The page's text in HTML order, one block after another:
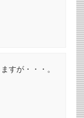
すが・・・。